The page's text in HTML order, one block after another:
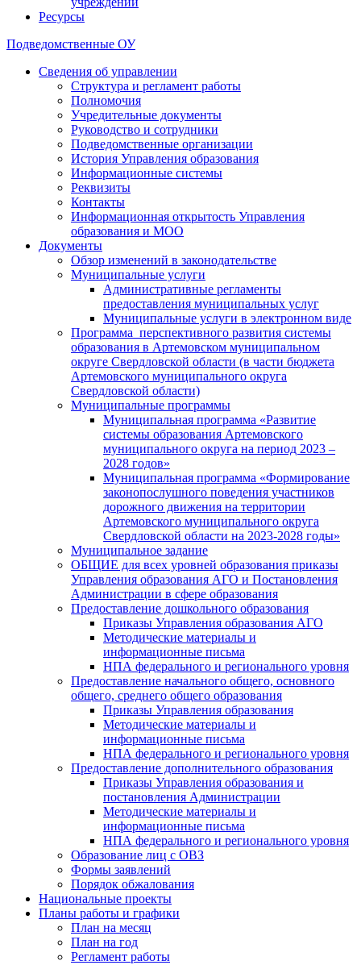
Ресурсы
Подведомственные ОУ
Сведения об управлении
Структура и регламент работы
Полномочия
Учредительные документы
Руководство и сотрудники
Подведомственные организации
История Управления образования
Информационные системы
Реквизиты
Контакты
Информационная открытость Управления
образования и МОО
Документы
Обзор изменений в законодательстве
Муниципальные услуги
Административные регламенты
предоставления муниципальных услуг
Муниципальные услуги в электронном виде
Программа перспективного развития системы
образования в Артемовском муниципальном
округе Свердловской области (в части бюджета
Артемовского муниципального округа
Свердловской области)
Муниципальные программы
Муниципальная программа «Развитие
системы образования Артемовского
муниципального округа на период 2023 –
2028 годов»
Муниципальная программа «Формирование
законопослушного поведения участников
дорожного движения на территории
Артемовского муниципального округа
Свердловской области на 2023-2028 годы»
Муниципальное задание
ОБЩИЕ для всех уровней образования приказы
Управления образования АГО и Постановления
Администрации в сфере образования
Предоставление дошкольного образования
Приказы Управления образования АГО
Методические материалы и
информационные письма
НПА федерального и регионального уровня
Предоставление начального общего, основного
общего, среднего общего образования
Приказы Управления образования
Методические материалы и
информационные письма
НПА федерального и регионального уровня
Предоставление дополнительного образования
Приказы Управления образования и
постановления Администрации
Методические материалы и
информационные письма
НПА федерального и регионального уровня
Образование лиц с ОВЗ
Формы заявлений
Порядок обжалования
Национальные проекты
Планы работы и графики
План на месяц
План на год
Регламент работы